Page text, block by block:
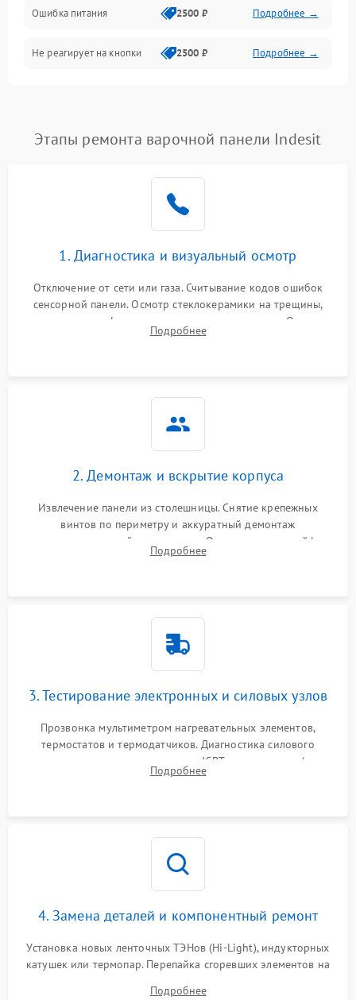
Ошибка питания 2500 ₽ Подробнее →
Не реагирует на кнопки 2500 ₽ Подробнее →
Этапы ремонта варочной панели Indesit
1. Диагностика и визуальный осмотр
Отключение от сети или газа. Считывание кодов ошибок
сенсорной панели. Осмотр стеклокерамики на трещины,
проверка конфорок на равномерность нагрева. Опрос
клиента о симптомах (не включается, не видит посуду,
Подробнее
2. Демонтаж и вскрытие корпуса
Извлечение панели из столешницы. Снятие крепежных
винтов по периметру и аккуратный демонтаж
стеклокерамической поверхности. Отсоединение шлейфов
сенсорного блока для доступа к силовым платам, катушкам
Подробнее
3. Тестирование электронных и силовых узлов
Прозвонка мультиметром нагревательных элементов,
термостатов и термодатчиков. Диагностика силового
модуля, реле, диодных мостов и IGBT-транзисторов (для
индукции). Проверка кранов и газ-контроля (для газовых
Подробнее
4. Замена деталей и компонентный ремонт
Установка новых ленточных ТЭНов (Hi-Light), индукторных
катушек или термопар. Перепайка сгоревших элементов на
Подробнее